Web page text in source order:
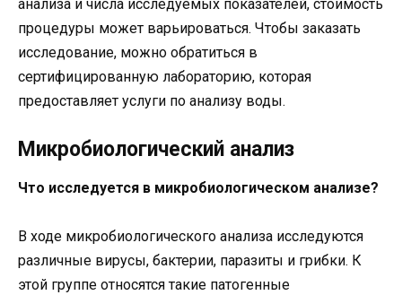
анализа и числа исследуемых показателей, стоимость
процедуры может варьироваться. Чтобы заказать
исследование, можно обратиться в
сертифицированную лабораторию, которая
предоставляет услуги по анализу воды.
Микробиологический анализ
Что исследуется в микробиологическом анализе?
В ходе микробиологического анализа исследуются
различные вирусы, бактерии, паразиты и грибки. К
этой группе относятся такие патогенные